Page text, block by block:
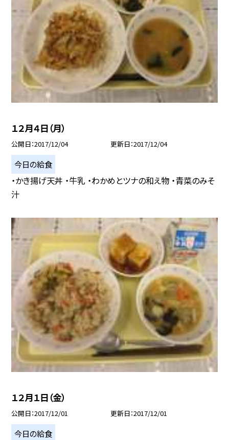
１２月４日（月）
公開日 2017/12/04 更新日 2017/12/04
今日の給食
・かき揚げ天丼 ・牛乳 ・わかめとツナの和え物 ・青菜のみそ
汁
１２月１日（金）
公開日 2017/12/01 更新日 2017/12/01
今日の給食